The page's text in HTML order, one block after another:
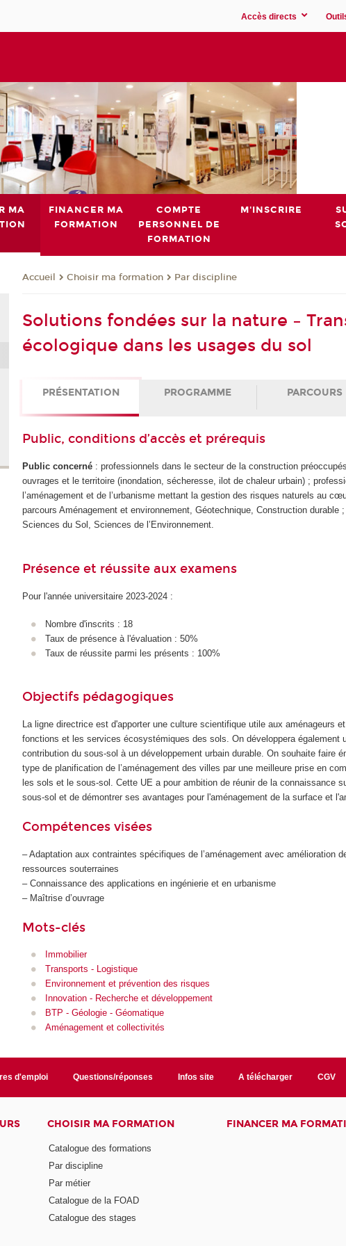
Accès directs
MA
FINANCER MA
FORMATION
COMPTE
PERSONNEL DE
FORMATION
M'INSCRIRE
Accueil Choisir ma formation Par discipline
Solutions fondées sur la nature –
écologique dans les usages du sol
PRÉSENTATION PROGRAMME PARCOURS
Public, conditions d’accès et prérequis
Public concerné : professionnels dans le secteur de la construction
ouvrages et le territoire (inondation, sécheresse, ilot de chaleur urbain) ;
l’aménagement et de l’urbanisme mettant la gestion des risques naturels au
parcours Aménagement et environnement, Géotechnique, Construction durable
Sciences du Sol, Sciences de l’Environnement.
Présence et réussite aux examens
Pour l'année universitaire 2023-2024 :
Nombre d'inscrits : 18
Taux de présence à l'évaluation : 50%
Taux de réussite parmi les présents : 100%
Objectifs pédagogiques
La ligne directrice est d'apporter une culture scientifique utile aux aménageurs
fonctions et les services écosystémiques des sols. On développera également
contribution du sous-sol à un développement urbain durable. On souhaite faire
type de planification de l’aménagement des villes par une meilleure prise en
les sols et le sous-sol. Cette UE a pour ambition de réunir de la connaissance
sous-sol et de démontrer ses avantages pour l'aménagement de la surface et
Compétences visées
– Adaptation aux contraintes spécifiques de l’aménagement avec amélioration
ressources souterraines
– Connaissance des applications en ingénierie et en urbanisme
– Maîtrise d’ouvrage
Mots-clés
Immobilier
Transports - Logistique
Environnement et prévention des risques
Innovation - Recherche et développement
BTP - Géologie - Géomatique
Aménagement et collectivités
d'emploi Questions/réponses Infos site A télécharger CGV
CHOISIR MA FORMATION
Catalogue des formations
Par discipline
Par métier
Catalogue de la FOAD
Catalogue des stages
FINANCER MA